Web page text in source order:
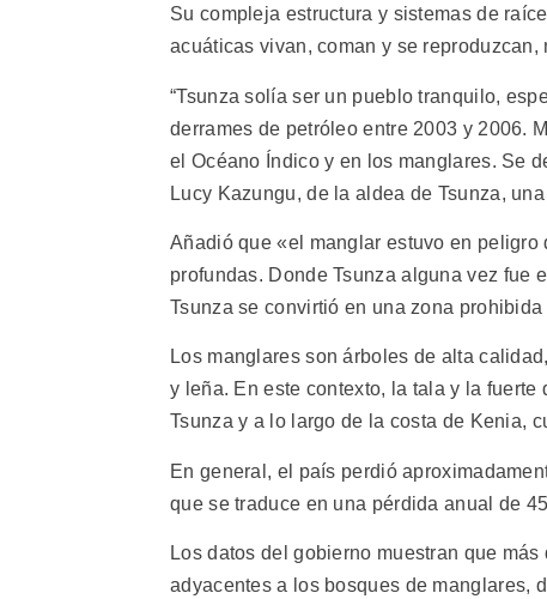
Su compleja estructura y sistemas de
acuáticas vivan, coman y se
“Tsunza solía ser un pueblo tranquilo,
derrames de petróleo entre 2003 y 2006.
el Océano Índico y en los manglares. Se
Lucy Kazungu, de la aldea de Tsunza,
Añadió que «el manglar estuvo en
profundas. Donde Tsunza alguna vez fue
Tsunza se convirtió en una zona prohibida
Los manglares son árboles de alta
y leña. En este contexto, la tala y la
Tsunza y a lo largo de la costa de Kenia,
En general, el país perdió
que se traduce en una pérdida anual de
Los datos del gobierno muestran que
adyacentes a los bosques de manglares,